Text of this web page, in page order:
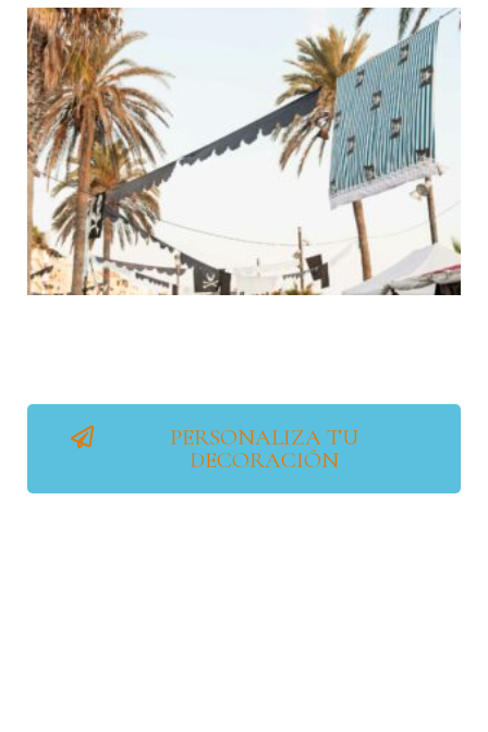
PERSONALIZA TU
DECORACIÓN